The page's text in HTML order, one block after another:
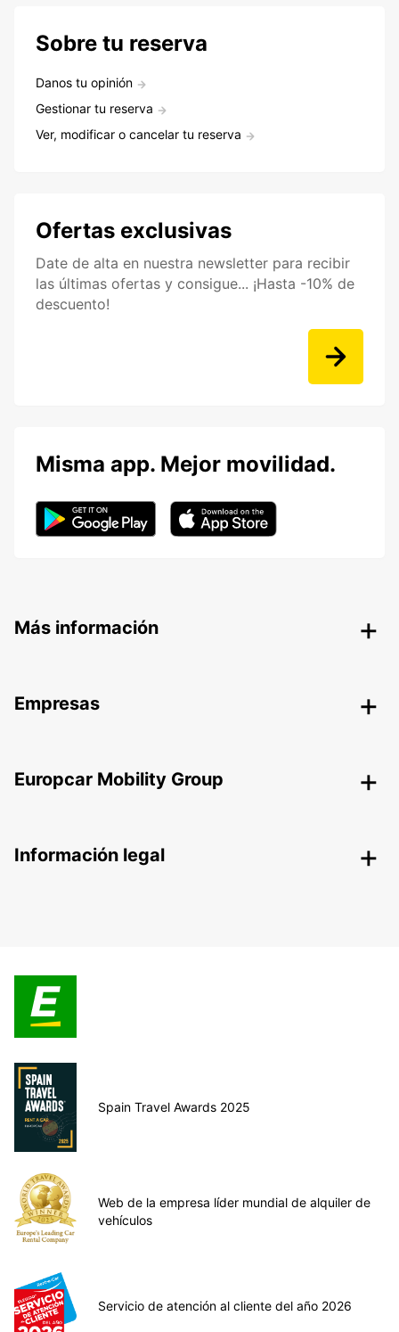
Sobre tu reserva
Danos tu opinión
Gestionar tu reserva
Ver, modificar o cancelar tu reserva
Ofertas exclusivas
Date de alta en nuestra newsletter para recibir
las últimas ofertas y consigue... ¡Hasta -10% de
descuento!
Misma app. Mejor movilidad.
Más información
Empresas
Europcar Mobility Group
Información legal
Spain Travel Awards 2025
Web de la empresa líder mundial de alquiler de
vehículos
Servicio de atención al cliente del año 2026